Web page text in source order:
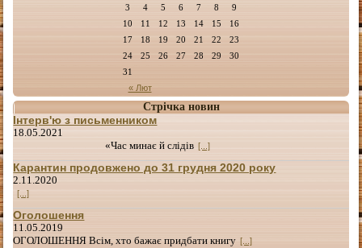
« Лют
3
4 5 6 7 8
9
10
11 12 13 14 15
16
17
18 19 20 21 22
23
24
25 26 27 28 29
30
31
Стрічка новин
Інтерв'ю з письменником
18.05.2021
«Час минає й слідів [...]
Карантин продовжено до 31 грудня 2020 року
2.11.2020
[...]
Оголошення
11.05.2019
ОГОЛОШЕННЯ Всім, хто бажає придбати книгу [...]